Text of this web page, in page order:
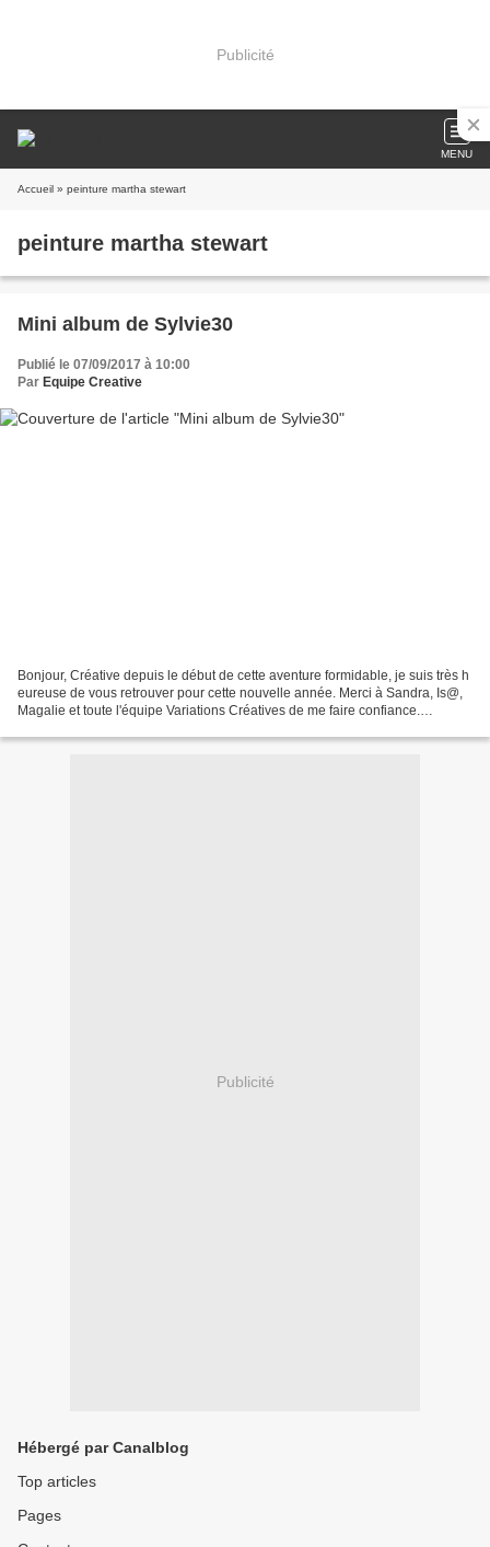
Publicité
MENU
Accueil » peinture martha stewart
peinture martha stewart
Mini album de Sylvie30
Publié le 07/09/2017 à 10:00
Par Equipe Creative
Bonjour, Créative depuis le début de cette aventure formidable, je suis très h
eureuse de vous retrouver pour cette nouvelle année. Merci à Sandra, Is@,
Magalie et toute l'équipe Variations Créatives de me faire confiance.
Publicité
Hébergé par Canalblog
Top articles
Pages